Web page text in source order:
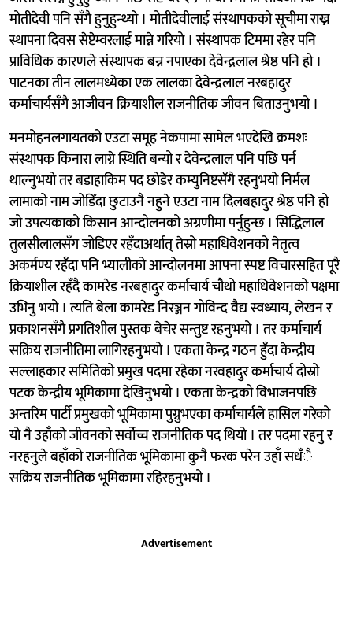
मोतीदेवी पनि सँगै हुनुहुन्थ्यो । मोतीदेवीलाई संस्थापकको सूचीमा राख्न
स्थापना दिवस सेप्टेम्वरलाई मान्ने गरियो । संस्थापक टिममा रहेर पनि
प्राविधिक कारणले संस्थापक बन्न नपाएका देवेन्द्रलाल श्रेष्ठ पनि हो ।
पाटनका तीन लालमध्येका एक लालका देवेन्द्रलाल नरबहादुर
कर्माचार्यसँगै आजीवन क्रियाशील राजनीतिक जीवन बिताउनुभयो ।
मनमोहनलगायतको एउटा समूह नेकपामा सामेल भएदेखि क्रमशः
संस्थापक किनारा लाग्ने स्थिति बन्यो र देवेन्द्रलाल पनि पछि पर्न
थाल्नुभयो तर बडाहाकिम पद छोडेर कम्युनिष्टसँगै रहनुभयो निर्मल
लामाको नाम जोडिँदा छुटाउनै नहुने एउटा नाम दिलबहादुर श्रेष्ठ पनि हो
जो उपत्यकाको किसान आन्दोलनको अग्रणीमा पर्नुहुन्छ । सिद्धिलाल
तुलसीलालसँग जोडिएर रहँदाअर्थात् तेस्रो महाधिवेशनको नेतृत्व
अकर्मण्य रहँदा पनि भ्यालीको आन्दोलनमा आफ्ना स्पष्ट विचारसहित पूरै
क्रियाशील रहँदै कामरेड नरबहादुर कर्माचार्य चौथो महाधिवेशनको पक्षमा
उभिनु भयो । त्यति बेला कामरेड निरञ्जन गोविन्द वैद्य स्वध्याय, लेखन र
प्रकाशनसँगै प्रगतिशील पुस्तक बेचेर सन्तुष्ट रहनुभयो । तर कर्माचार्य
सक्रिय राजनीतिमा लागिरहनुभयो । एकता केन्द्र गठन हुँदा केन्द्रीय
सल्लाहकार समितिको प्रमुख पदमा रहेका नरवहादुर कर्माचार्य दोस्रो
पटक केन्द्रीय भूमिकामा देखिनुभयो । एकता केन्द्रको विभाजनपछि
अन्तरिम पार्टी प्रमुखको भूमिकामा पुग्नुभएका कर्माचार्यले हासिल गरेको
यो नै उहाँको जीवनको सर्वोच्च राजनीतिक पद थियो । तर पदमा रहनु र
नरहनुले बहाँको राजनीतिक भूमिकामा कुनै फरक परेन उहाँ सधँै
सक्रिय राजनीतिक भूमिकामा रहिरहनुभयो ।
Advertisement